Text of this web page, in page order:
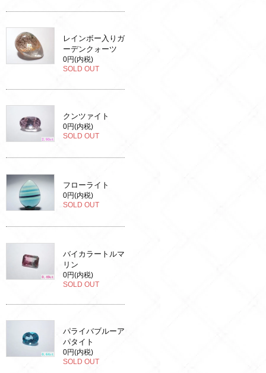
レインボー入りガ
ーデンクォーツ
0円(内税)
SOLD OUT
クンツァイト
0円(内税)
SOLD OUT
フローライト
0円(内税)
SOLD OUT
バイカラートルマ
リン
0円(内税)
SOLD OUT
パライバブルーア
パタイト
0円(内税)
SOLD OUT